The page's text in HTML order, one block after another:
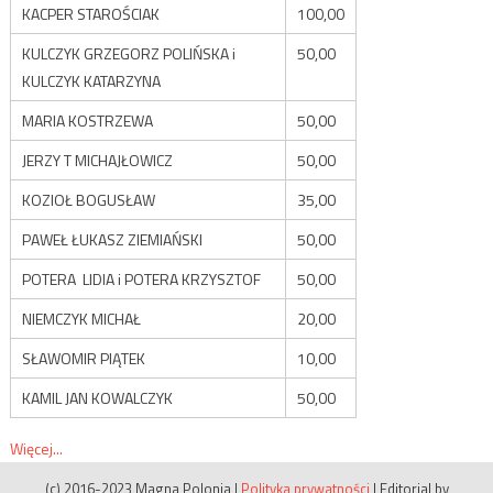
KACPER STAROŚCIAK
100,00
KULCZYK GRZEGORZ POLIŃSKA i
KULCZYK KATARZYNA
50,00
MARIA KOSTRZEWA
50,00
JERZY T MICHAJŁOWICZ
50,00
KOZIOŁ BOGUSŁAW
35,00
PAWEŁ ŁUKASZ ZIEMIAŃSKI
50,00
POTERA LIDIA i POTERA KRZYSZTOF
50,00
NIEMCZYK MICHAŁ
20,00
SŁAWOMIR PIĄTEK
10,00
KAMIL JAN KOWALCZYK
50,00
Więcej...
(c) 2016-2023 Magna Polonia | Polityka prywatności | Editorial by